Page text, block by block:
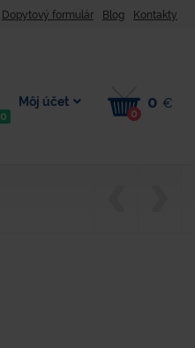
Dopytový formulár Blog Kontakty
0
Môj účet
0
0 €